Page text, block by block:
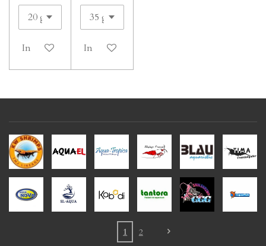
In winkelwagenIn winkelwagen
1 2